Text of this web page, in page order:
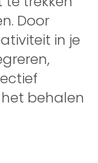
Door
in je
behalen